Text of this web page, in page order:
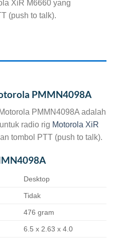
XiR M6660 yang
(push to talk).
PMMN4098A
PMMN4098A adalah
radio rig Motorola XiR
tombol PTT (push to talk).
Desktop
Tidak
476 gram
6.5 x 2.63 x 4.0